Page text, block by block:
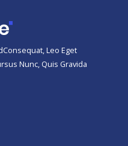
Leo Eget
Nunc, Quis Gravida